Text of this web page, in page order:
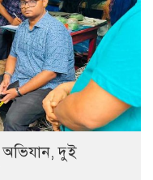
অভিযান, দুই